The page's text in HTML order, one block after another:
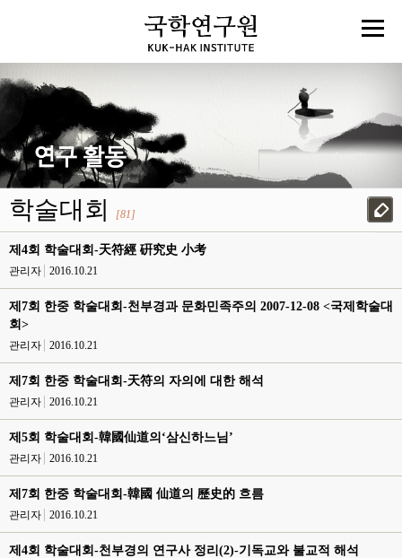
학술대회 [81]
제4회 학술대회-天符經 硏究史 小考
관리자 2016.10.21
제7회 한중 학술대회-천부경과 문화민족주의 2007-12-08 <국제학술대
회>
관리자 2016.10.21
제7회 한중 학술대회-天符의 자의에 대한 해석
관리자 2016.10.21
제5회 학술대회-韓國仙道의‘삼신하느님’
관리자 2016.10.21
제7회 한중 학술대회-韓國 仙道의 歷史的 흐름
관리자 2016.10.21
제4회 학술대회-천부경의 연구사 정리(2)-기독교와 불교적 해석